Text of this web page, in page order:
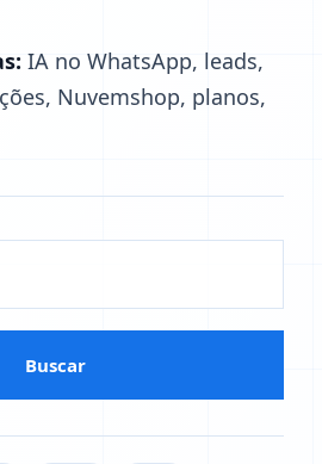
IA no WhatsApp, leads,
Nuvemshop, planos,
Buscar